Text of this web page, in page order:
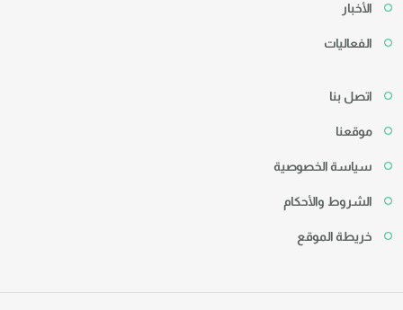
الأخبار
الفعاليات
اتصل بنا
موقعنا
سياسة الخصوصية
الشروط والأحكام
خريطة الموقع